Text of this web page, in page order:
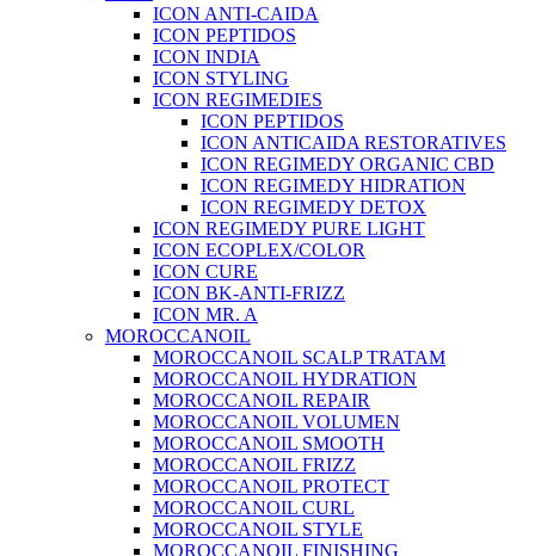
ICON ANTI-CAIDA
ICON PEPTIDOS
ICON INDIA
ICON STYLING
ICON REGIMEDIES
ICON PEPTIDOS
ICON ANTICAIDA RESTORATIVES
ICON REGIMEDY ORGANIC CBD
ICON REGIMEDY HIDRATION
ICON REGIMEDY DETOX
ICON REGIMEDY PURE LIGHT
ICON ECOPLEX/COLOR
ICON CURE
ICON BK-ANTI-FRIZZ
ICON MR. A
MOROCCANOIL
MOROCCANOIL SCALP TRATAM
MOROCCANOIL HYDRATION
MOROCCANOIL REPAIR
MOROCCANOIL VOLUMEN
MOROCCANOIL SMOOTH
MOROCCANOIL FRIZZ
MOROCCANOIL PROTECT
MOROCCANOIL CURL
MOROCCANOIL STYLE
MOROCCANOIL FINISHING